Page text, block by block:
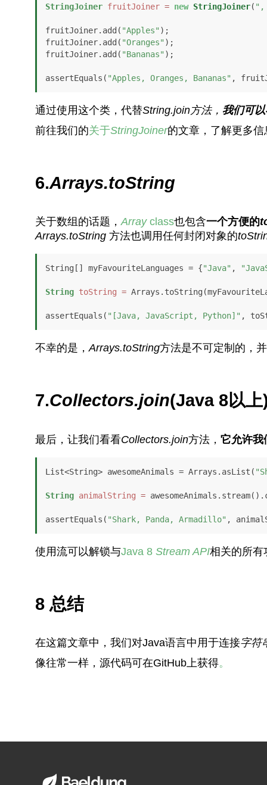
StringJoiner fruitJoiner = new StringJoiner( ",
fruitJoiner.add( "Apples" );
fruitJoiner.add( "Oranges" );
fruitJoiner.add( "Bananas" );
assertEquals( "Apples, Oranges, Bananas" ,
通过使用这个类，代替String.join方法， 我们可
前往我们的关于StringJoiner的文章，了解更多
6.Arrays.toString
关于数组的话题，Array class也包含一个方便的
Arrays.toString 方法也调用任何封闭对象的
String[] myFavouriteLanguages = {"Java" ,
String toString =
assertEquals( "[Java, JavaScript, Python]" ,
不幸的是，Arrays.toString方法是不可定制的，
7.Collectors.join(Java 8以上
最后，让我们看看Collectors.join方法， 它允许我
List<String> awesomeAnimals = Arrays.asList(
String animalString =
assertEquals( "Shark, Panda, Armadillo" ,
使用流可以解锁与Java 8 Stream API相关的所有
8 总结
在这篇文章中，我们对Java语言中用于连接字符
像往常一样，源代码可在GitHub上获得。